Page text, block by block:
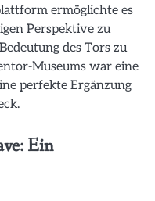
ermöglichte es
Perspektive zu
des Tors zu
Museums war eine
perfekte Ergänzung
Ein